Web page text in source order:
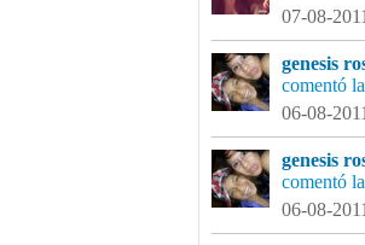
07-08-
genesis
comentó
06-08-
genesis
comentó
06-08-